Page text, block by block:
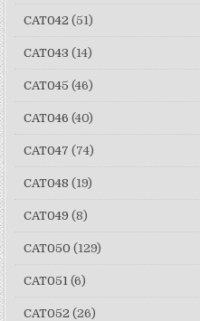
CAT042 (51)
CAT043 (14)
CAT045 (46)
CAT046 (40)
CAT047 (74)
CAT048 (19)
CAT049 (8)
CAT050 (129)
CAT051 (6)
CAT052 (26)